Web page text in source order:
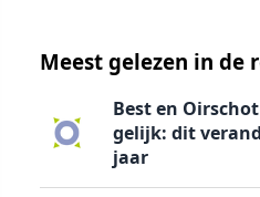
Meest gelezen in de
Best en
gelijk: dit
jaar